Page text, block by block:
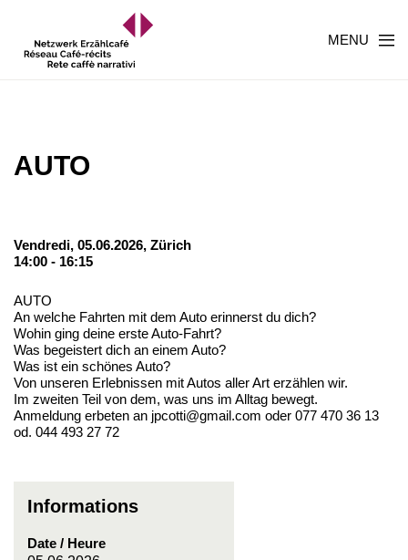
MENU
AUTO
Vendredi, 05.06.2026, Zürich
14:00 - 16:15
AUTO
An welche Fahrten mit dem Auto erinnerst du dich?
Wohin ging deine erste Auto-Fahrt?
Was begeistert dich an einem Auto?
Was ist ein schönes Auto?
Von unseren Erlebnissen mit Autos aller Art erzählen wir.
Im zweiten Teil von dem, was uns im Alltag bewegt.
Anmeldung erbeten an jpcotti@gmail.com oder 077 470 36 13
od. 044 493 27 72
Informations
Date / Heure